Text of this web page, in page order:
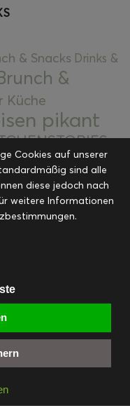
& Snacks Drinks &
&
Küche
pikant
Kuchen und
&
Ostern Resteküche
Startseite
Suppen
EMAIL
Cookies auf unserer
sind alle
diese jedoch nach
weitere Informationen